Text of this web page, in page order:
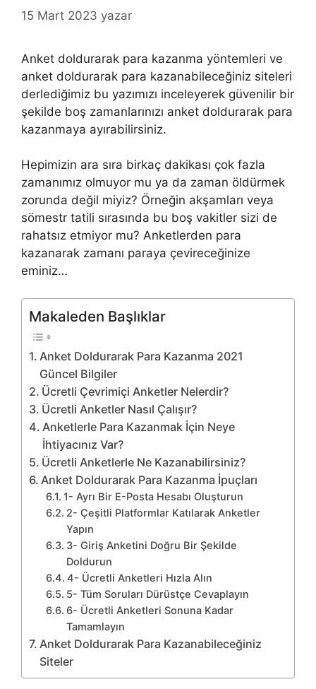
15 Mart 2023 yazar
Anket doldurarak para kazanma yöntemleri ve
anket doldurarak para kazanabileceğiniz siteleri
derlediğimiz bu yazımızı inceleyerek güvenilir bir
şekilde boş zamanlarınızı anket doldurarak para
kazanmaya ayırabilirsiniz.
Hepimizin ara sıra birkaç dakikası çok fazla
zamanımız olmuyor mu ya da zaman öldürmek
zorunda değil miyiz? Örneğin akşamları veya
sömestr tatili sırasında bu boş vakitler sizi de
rahatsız etmiyor mu? Anketlerden para
kazanarak zamanı paraya çevireceğinize
eminiz…
Makaleden Başlıklar
Anket Doldurarak Para Kazanma 2021
Güncel Bilgiler
Ücretli Çevrimiçi Anketler Nelerdir?
Ücretli Anketler Nasıl Çalışır?
Anketlerle Para Kazanmak İçin Neye
İhtiyacınız Var?
Ücretli Anketlerle Ne Kazanabilirsiniz?
Anket Doldurarak Para Kazanma İpuçları
1- Ayrı Bir E-Posta Hesabı Oluşturun
2- Çeşitli Platformlar Katılarak Anketler
Yapın
3- Giriş Anketini Doğru Bir Şekilde
Doldurun
4- Ücretli Anketleri Hızla Alın
5- Tüm Soruları Dürüstçe Cevaplayın
6- Ücretli Anketleri Sonuna Kadar
Tamamlayın
Anket Doldurarak Para Kazanabileceğiniz
Siteler